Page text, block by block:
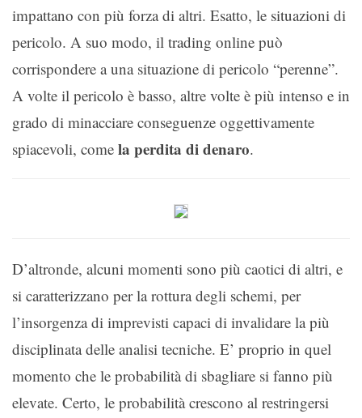
impattano con più forza di altri. Esatto, le situazioni di
pericolo. A suo modo, il trading online può
corrispondere a una situazione di pericolo “perenne”.
A volte il pericolo è basso, altre volte è più intenso e in
grado di minacciare conseguenze oggettivamente
spiacevoli, come la perdita di denaro.
D’altronde, alcuni momenti sono più caotici di altri, e
si caratterizzano per la rottura degli schemi, per
l’insorgenza di imprevisti capaci di invalidare la più
disciplinata delle analisi tecniche. E’ proprio in quel
momento che le probabilità di sbagliare si fanno più
elevate. Certo, le probabilità crescono al restringersi